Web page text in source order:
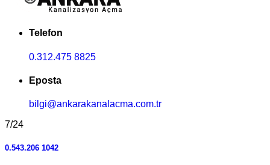
Telefon
0.312.475 8825
Eposta
bilgi@ankarakanalacma.com.tr
7/24
0.543.206 1042